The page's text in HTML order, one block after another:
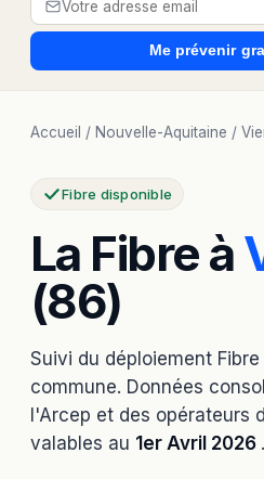
Me prévenir
Accueil / Nouvelle-Aquitaine /
Fibre disponible
La Fibre à
(86)
Suivi du déploiement Fibre
commune. Données
l'Arcep et des opérateurs
valables au 1er Avril 2026 .